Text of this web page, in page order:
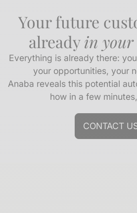
Your future
alreadyin
Everything is already there:
your opportunities, your
Anaba reveals this potential
how in a few
CONTACT